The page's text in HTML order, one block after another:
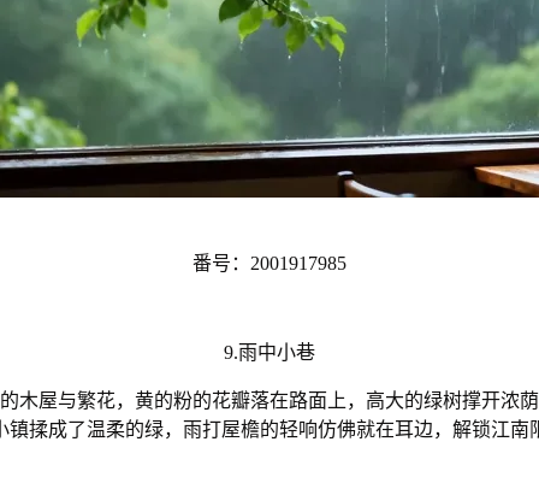
番号：2001917985
9.雨中小巷
木屋与繁花，黄的粉的花瓣落在路面上，高大的绿树撑开浓
镇揉成了温柔的绿，雨打屋檐的轻响仿佛就在耳边，解锁江南